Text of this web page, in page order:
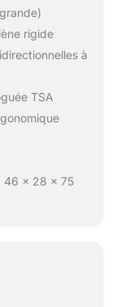
rigide
à
TSA
46 x 28 x 75